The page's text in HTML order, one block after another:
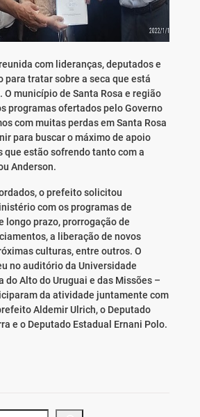
com lideranças, deputados e
para tratar sobre a seca que está
O município de Santa Rosa e região
programas ofertados pelo Governo
com muitas perdas em Santa Rosa
para buscar o máximo de apoio
que estão sofrendo tanto com a
Anderson.
o prefeito solicitou
com os programas de
longo prazo, prorrogação de
a liberação de novos
culturas, entre outros. O
no auditório da Universidade
do Alto do Uruguai e das Missões –
da atividade juntamente com
Aldemir Ulrich, o Deputado
e o Deputado Estadual Ernani Polo.